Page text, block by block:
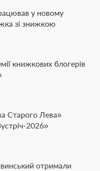
у новому
зі знижкою
книжкових блогерів
Старого Лева»
2026»
отримали